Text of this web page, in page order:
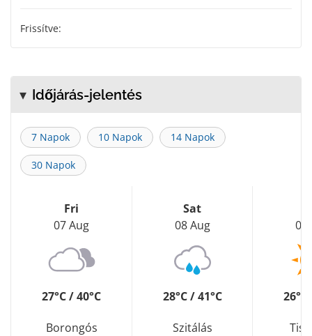
Frissítve:
Időjárás-jelentés
7 Napok 10 Napok 14 Napok
30 Napok
Fri
07 Aug
27°C / 40°C
Borongós
Sat
08 Aug
28°C / 41°C
Szitálás
09
26°C